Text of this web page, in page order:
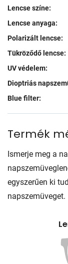
Lencse színe:
Lencse anyaga:
Polarizált lencse:
Tükröződő lencse:
UV védelem:
Dioptriás
Blue filter:
Termék
Ismerje meg a
egyszerűen ki
napszemüveget.